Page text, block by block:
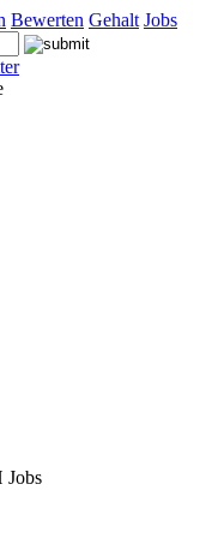
Bewerten Gehalt Jobs
Jobs